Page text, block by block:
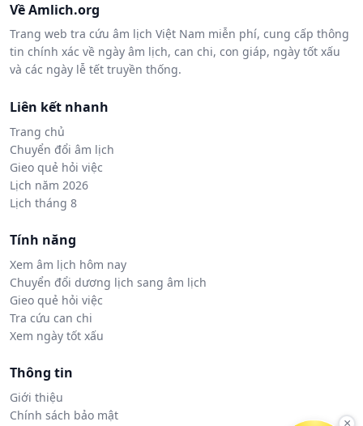
Về Amlich.org
Trang web tra cứu âm lịch Việt Nam miễn phí, cung cấp thông
tin chính xác về ngày âm lịch, can chi, con giáp, ngày tốt xấu
và các ngày lễ tết truyền thống.
Liên kết nhanh
Trang chủ
Chuyển đổi âm lịch
Gieo quẻ hỏi việc
Lịch năm 2026
Lịch tháng 8
Tính năng
Xem âm lịch hôm nay
Chuyển đổi dương lịch sang âm lịch
Gieo quẻ hỏi việc
Tra cứu can chi
Xem ngày tốt xấu
Thông tin
Giới thiệu
Chính sách bảo mật
×